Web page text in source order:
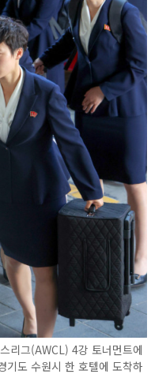
리그(AWCL) 4강 토너먼트에
기도 수원시 한 호텔에 도착하